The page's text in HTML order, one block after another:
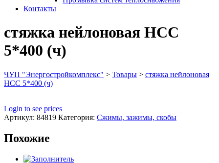
Контакты
стяжка нейлоновая НСС
5*400 (ч)
ЧУП "Энергостройкомплекс" > Товары > стяжка нейлоновая
НСС 5*400 (ч)
Login to see prices
Артикул: 84819 Категория: Сжимы, зажимы, скобы
Похожие